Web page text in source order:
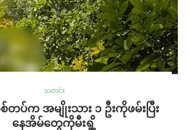
သတင်း
တပ်က အမျိုးသား ၁ ဦးကိုဖမ်းပြီး
နေအိမ်တွေကိုမီးရှို့